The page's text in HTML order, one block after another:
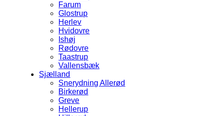
Farum
Glostrup
Herlev
Hvidovre
Ishøj
Rødovre
Taastrup
Vallensbæk
Sjælland
Snerydning Allerød
Birkerød
Greve
Hellerup